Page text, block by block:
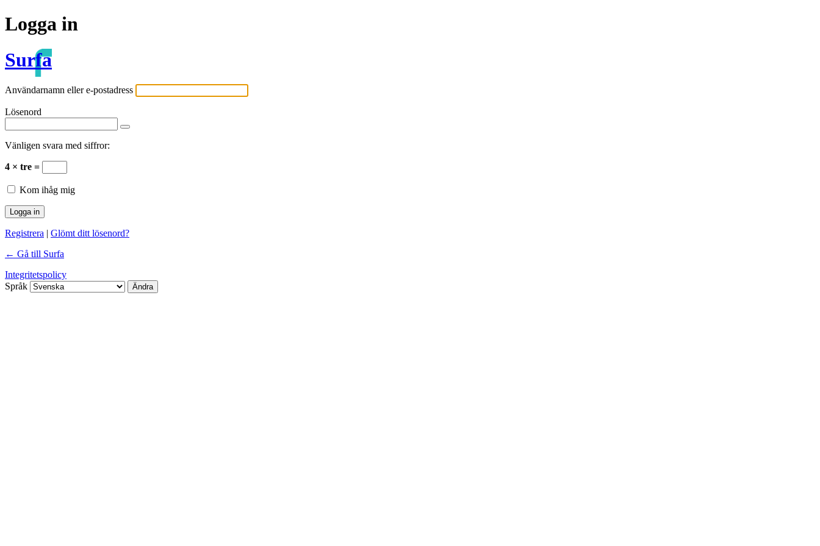
Logga in
Surfa
Användarnamn eller e-postadress
Lösenord
Vänligen svara med siffror:
4 × tre =
Kom ihåg mig
Registrera | Glömt ditt lösenord?
← Gå till Surfa
Integritetspolicy
Språk